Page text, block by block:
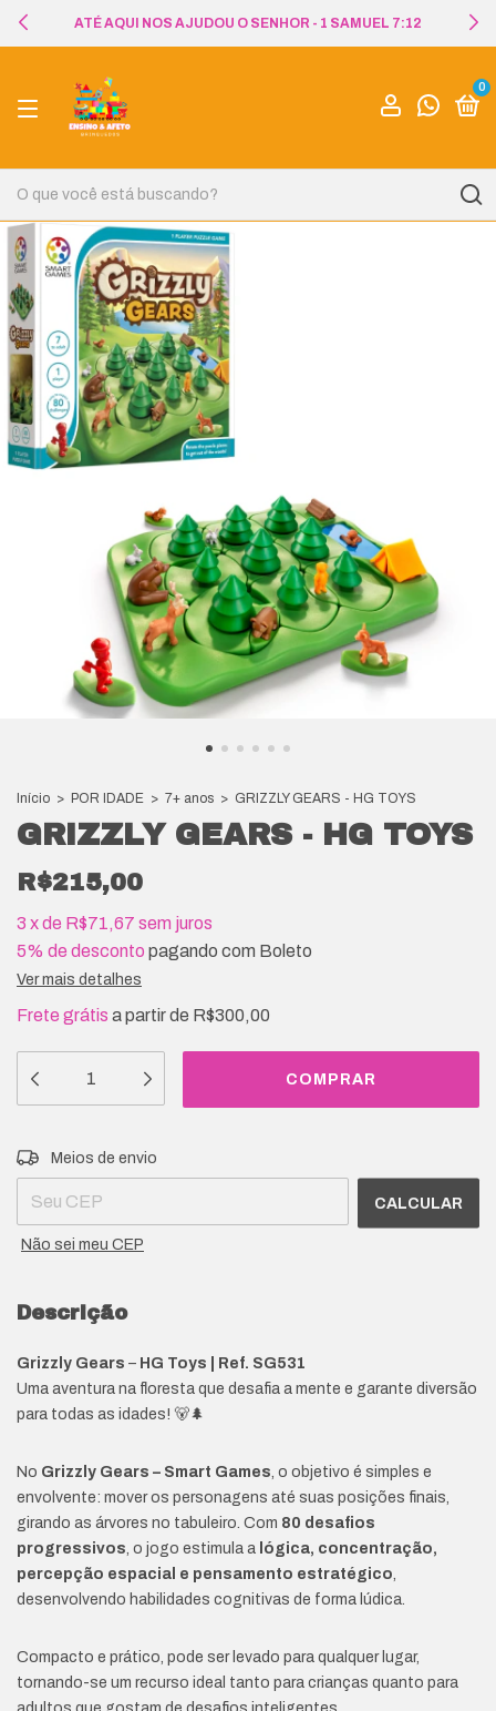
ATÉ AQUI NOS AJUDOU O SENHOR - 1 SAMUEL 7:12
0
Início > POR IDADE > 7+ anos > GRIZZLY GEARS - HG TOYS
GRIZZLY GEARS - HG TOYS
R$215,00
3 xde R$71,67 sem juros
5% de desconto pagando com Boleto
Ver mais detalhes
Frete grátis a partir de R$300,00
Entregas para o CEP:
Meios de envio
CALCULAR
Não sei meu CEP
Descrição
Grizzly Gears – HG Toys | Ref. SG531
Uma aventura na floresta que desafia a mente e garante diversão
para todas as idades! 🐻🌲
No Grizzly Gears – Smart Games, o objetivo é simples e
envolvente: mover os personagens até suas posições finais,
girando as árvores no tabuleiro. Com 80 desafios
progressivos, o jogo estimula a lógica, concentração,
percepção espacial e pensamento estratégico,
desenvolvendo habilidades cognitivas de forma lúdica.
Compacto e prático, pode ser levado para qualquer lugar,
tornando-se um recurso ideal tanto para crianças quanto para